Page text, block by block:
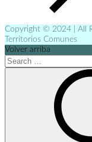
Copyright © 2024 | All
Territorios Comunes
Volver arriba
Search
for: